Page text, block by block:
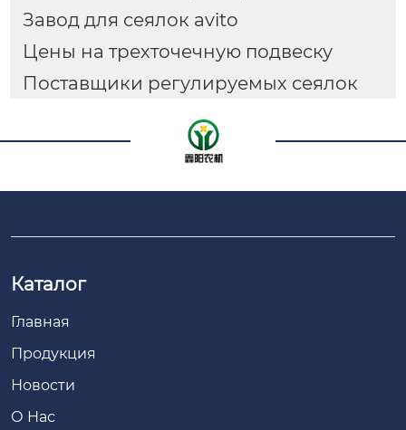
Завод для сеялок avito
Цены на трехточечную подвеску
Поставщики регулируемых сеялок
Каталог
Главная
Продукция
Новости
О Нас